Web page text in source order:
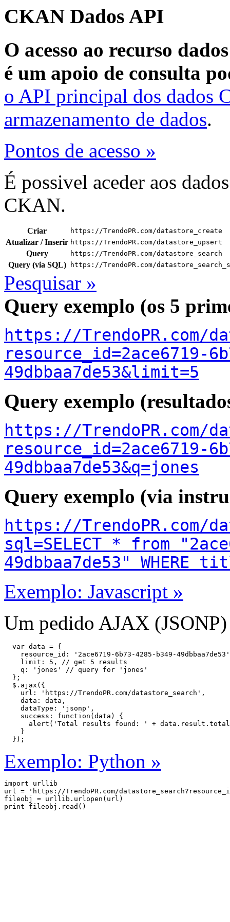
CKAN Dados API
O acesso ao recurso
é um apoio de consulta
o API principal dos dados
armazenamento de dados.
Pontos de acesso »
É possivel aceder aos
CKAN.
Criar https://TrendoPR.com/datastore_create
Atualizar / Inserir https://TrendoPR.com/datastore_upsert
Query https://TrendoPR.com/datastore_search
Query (via SQL) https://TrendoPR.com/
Pesquisar »
Query exemplo (os 5
https://TrendoPR.com/
resource_id=2ace6719-
49dbbaa7de53&limit=5
Query exemplo
https://TrendoPR.com/
resource_id=2ace6719-
49dbbaa7de53&q=jones
Query exemplo (via
https://TrendoPR.com/
sql=SELECT * from
49dbbaa7de53"
Exemplo: Javascript »
Um pedido AJAX
  var data = {
resource_id: '2ace6719-6b73-4285-b349-
    limit: 5, // get 5 results
    q: 'jones' // query for 'jones'
  };
  $.ajax({
    url: 'https://TrendoPR.com/datastore_search',
    data: data,
    dataType: 'jsonp',
    success: function(data) {
alert('Total results found: ' +
    }
  });
Exemplo: Python »
import urllib
url = 'https://TrendoPR.com/
fileobj = urllib.urlopen(url)